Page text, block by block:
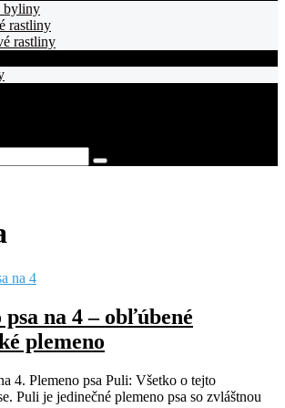
byliny
rastliny
rastliny
Vyhľadávanie
psa na 4 – obľúbené
plemeno
4. Plemeno psa Puli: Všetko o tejto
Puli je jedinečné plemeno psa so zvláštnou